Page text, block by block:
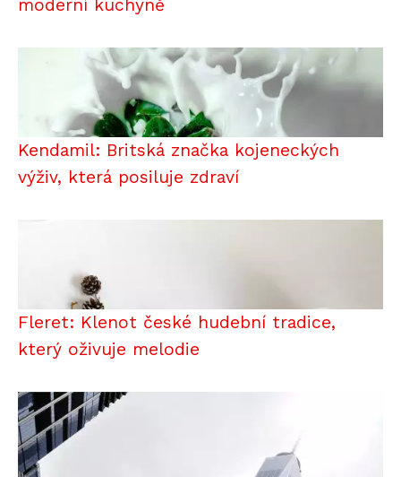
moderní kuchyně
Kendamil: Britská značka kojeneckých
výživ, která posiluje zdraví
Fleret: Klenot české hudební tradice,
který oživuje melodie